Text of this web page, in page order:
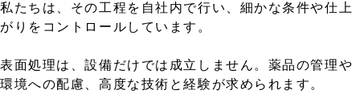
私たちは、その工程を自社内で行い、細かな条件や仕上
がりをコントロールしています。
表面処理は、設備だけでは成立しません。薬品の管理や
環境への配慮、高度な技術と経験が求められます。